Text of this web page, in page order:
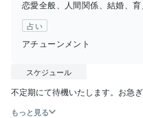
恋愛全般、人間関係、結婚、
占い
アチューンメント
スケジュール
不定期にて待機いたします。お急
もっと見る